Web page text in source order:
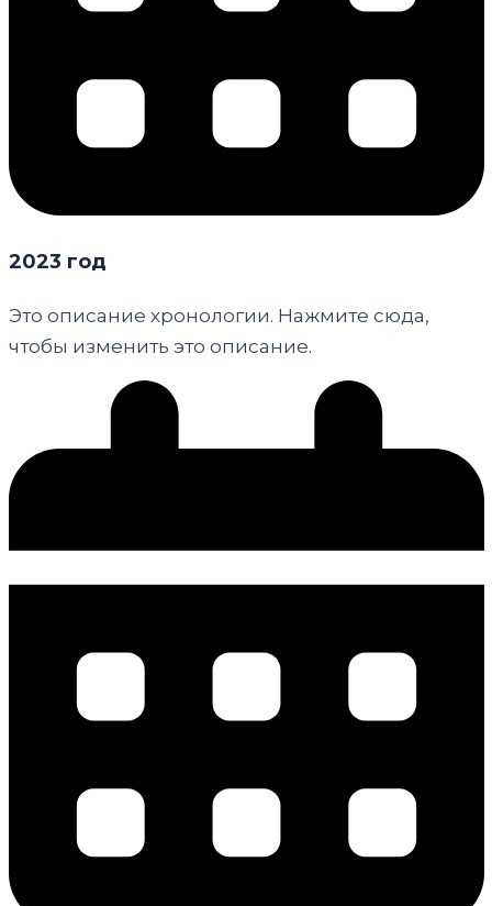
2023 год
Это описание хронологии. Нажмите сюда,
чтобы изменить это описание.